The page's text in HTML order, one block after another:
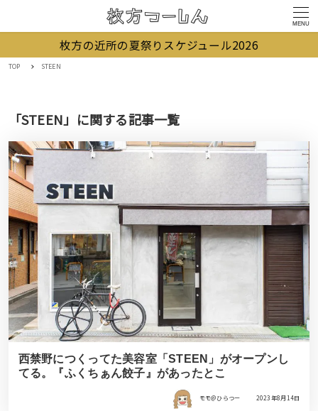
MENU
枚方の近所の夏祭りスケジュール2026
TOP STEEN
「STEEN」に関する記事一覧
西禁野につくってた美容室「STEEN」がオープンし
てる。『ふくちぁん餃子』があったとこ
モモ＠ひらつー 2023年8月14日